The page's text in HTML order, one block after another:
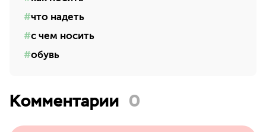
что надеть
с чем носить
обувь
Комментарии 0